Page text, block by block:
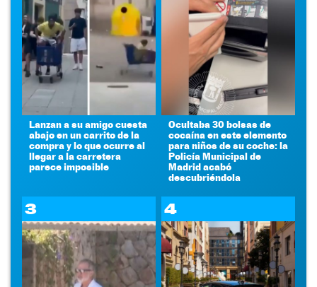
Lanzan a su amigo cuesta
abajo en un carrito de la
compra y lo que ocurre al
llegar a la carretera
parece imposible
Ocultaba 30 bolsas de
cocaína en este elemento
para niños de su coche: la
Policía Municipal de
Madrid acabó
descubriéndola
3 4